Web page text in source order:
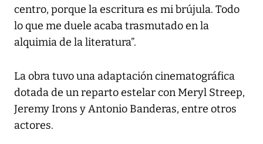
centro, porque la escritura es mi brújula. Todo
lo que me duele acaba trasmutado en la
alquimia de la literatura”.
La obra tuvo una adaptación cinematográfica
dotada de un reparto estelar con Meryl Streep,
Jeremy Irons y Antonio Banderas, entre otros
actores.